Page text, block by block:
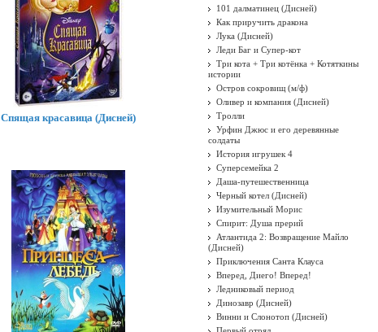
Спящая красавица (Дисней)
101 далматинец (Дисней)
Как приручить дракона
Лука (Дисней)
Леди Баг и Супер-кот
Три кота + Три котёнка + Котяткины
истории
Остров сокровищ (м/ф)
Оливер и компания (Дисней)
Тролли
Урфин Джюс и его деревянные
солдаты
История игрушек 4
Суперсемейка 2
Даша-путешественница
Черный котел (Дисней)
Изумительный Морис
Спирит: Душа прерий
Атлантида 2: Возвращение Майло
(Дисней)
Приключения Санта Клауса
Вперед, Диего! Вперед!
Ледниковый период
Динозавр (Дисней)
Винни и Слонотоп (Дисней)